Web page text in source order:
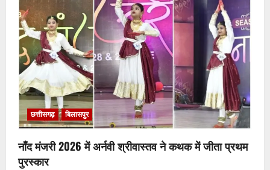
छत्तीसगढ़ बिलासपुर
नाँद मंजरी 2026 में अर्नवी श्रीवास्तव ने कथक में जीता प्रथम
पुरस्कार